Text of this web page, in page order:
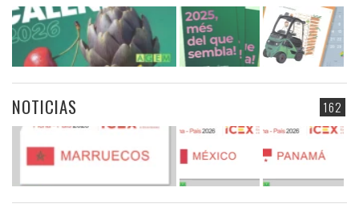
162
NOTICIAS